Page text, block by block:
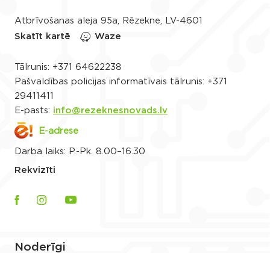
Atbrīvošanas aleja 95a, Rēzekne, LV-4601
Skatīt kartē
Waze
Tālrunis: +371 64622238
Pašvaldības policijas informatīvais tālrunis: +371
29411411
E-pasts: info@rezeknesnovads.lv
E-adrese
Darba laiks: P.-Pk. 8.00–16.30
Rekvizīti
Noderīgi